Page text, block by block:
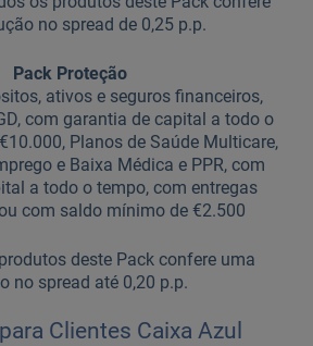
no spread de 0,25 p.p.
Pack Proteção
ativos e seguros financeiros,
com garantia de capital a todo o
Planos de Saúde Multicare,
e Baixa Médica e PPR, com
a todo o tempo, com entregas
com saldo mínimo de €2.500
deste Pack confere uma
no spread até 0,20 p.p.
Clientes Caixa Azul